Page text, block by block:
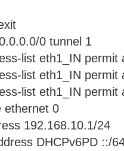
0 tunnel 1
list eth1_IN permit
list eth1_IN permit
list eth1_IN permit
ethernet 0
192.168.10.1/24
DHCPv6PD ::/